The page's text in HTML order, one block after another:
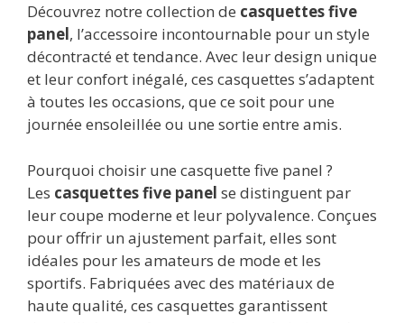
Découvrez notre collection de casquettes five
panel, l’accessoire incontournable pour un style
décontracté et tendance. Avec leur design unique
et leur confort inégalé, ces casquettes s’adaptent
à toutes les occasions, que ce soit pour une
journée ensoleillée ou une sortie entre amis.
Pourquoi choisir une casquette five panel ?
Les casquettes five panel se distinguent par
leur coupe moderne et leur polyvalence. Conçues
pour offrir un ajustement parfait, elles sont
idéales pour les amateurs de mode et les
sportifs. Fabriquées avec des matériaux de
haute qualité, ces casquettes garantissent